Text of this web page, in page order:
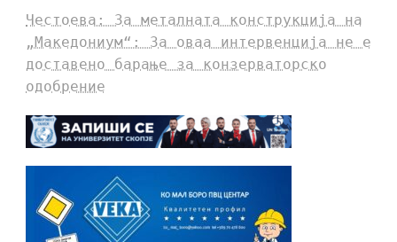
Честоева: За металната конструкција на
„Македониум“: За оваа интервенција не е
доставено барање за конзерваторско
одобрение